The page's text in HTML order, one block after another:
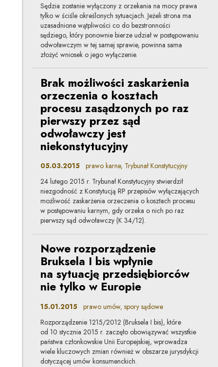
Sędzia zostanie wyłączony z orzekania na mocy prawa
tylko w ściśle określonych sytuacjach. Jeżeli strona ma
uzasadnione wątpliwości co do bezstronności
sędziego, który ponownie bierze udział w postępowaniu
odwoławczym w tej samej sprawie, powinna sama
złożyć wniosek o jego wyłączenie.
Brak możliwości zaskarżenia
orzeczenia o kosztach
procesu zasądzonych po raz
pierwszy przez sąd
odwoławczy jest
niekonstytucyjny
05.03.2015 prawo karne, Trybunał Konstytucyjny
24 lutego 2015 r. Trybunał Konstytucyjny stwierdził
niezgodność z Konstytucją RP przepisów wyłączających
możliwość zaskarżenia orzeczenia o kosztach procesu
w postępowaniu karnym, gdy orzeka o nich po raz
pierwszy sąd odwoławczy (K 34/12).
Nowe rozporządzenie
Bruksela I bis wpłynie
na sytuację przedsiębiorców
nie tylko w Europie
15.01.2015 prawo umów, spory sądowe
Rozporządzenie 1215/2012 (Bruksela I bis), które
od 10 stycznia 2015 r. zaczęło obowiązywać wszystkie
państwa członkowskie Unii Europejskiej, wprowadza
wiele kluczowych zmian również w obszarze jurysdykcji
dotyczącej umów konsumenckich.